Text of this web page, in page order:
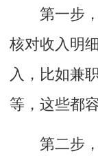
第一步，
核对收入明
入，比如兼
等，这些都
第二步，